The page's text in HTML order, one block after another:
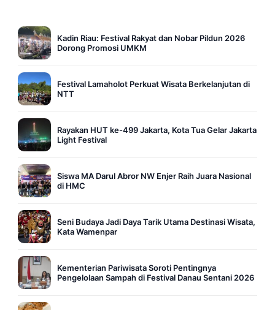
Kadin Riau: Festival Rakyat dan Nobar Pildun 2026
Dorong Promosi UMKM
Festival Lamaholot Perkuat Wisata Berkelanjutan di
NTT
Rayakan HUT ke-499 Jakarta, Kota Tua Gelar Jakarta
Light Festival
Siswa MA Darul Abror NW Enjer Raih Juara Nasional
di HMC
Seni Budaya Jadi Daya Tarik Utama Destinasi Wisata,
Kata Wamenpar
Kementerian Pariwisata Soroti Pentingnya
Pengelolaan Sampah di Festival Danau Sentani 2026